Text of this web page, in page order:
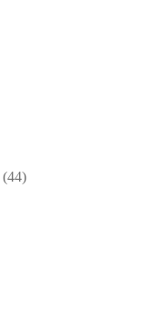
(44)